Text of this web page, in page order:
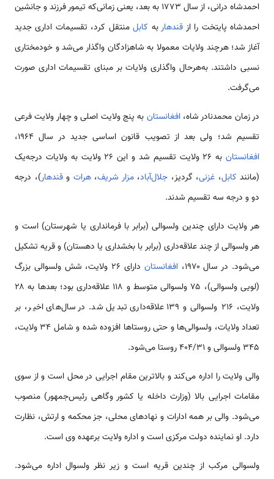
احمدشاه درانی، از سال ۱۷۷۳ به بعد، یعنی زمانی‌که تیمور فرزند و جانشین
احمدشاه پایتخت را از قندهاربه کابلمنتقل کرد، تقسیمات اداری جدید
آغاز شد؛ هرچند ولایات معمولا به شاهزادگان واگذار می‌شد و خودمختاری
نسبی داشتند. به‌هرحال واگذاری ولایات بر مبنای تقسیمات اداری صورت
می‌گرفت.
در زمان محمدنادر شاه،افغانستان به پنج ولایت اصلی و چهار ولایت فرعی
تقسیم شد؛ ولی بعد از تصویب قانون اساسی جدید در سال ۱۹۶۴،
افغانستان
به ۲۶ ولایت تقسیم شد و این ۲۶ ولایت به ولایات درجه‌یک
(مانند کابل، غزنی، گردیز، جلال‌آباد،مزار شریف،هرات وقندهار)، درجه
دو و درجه سه تقسیم شدند.
هر ولایت دارای چندین ولسوالی (برابر با فرمانداری یا شهرستان) است و
هر ولسوالی از چند علاقه‌داری (برابر با بخشداری یا دهستان) و قریه تشکیل
می‌شود. در سال ۱۹۷۰،
افغانستان
دارای ۲۶ ولایت، شش ولسوالی بزرگ
(لویی ولسوالی)، ۷۵ ولسوالی متوسط و ۱۱۸ علاقه‌داری بود؛ بعدها به ۲۸
ولایت، ۲۱۶ ولسوالی و ۱۳۹ علاقه‌داری تبدیل شد. در سال‌های اخیر، بر
تعداد ولایات، ولسوالی‌ها و حتی روستاها افزوده شده و شامل ۳۴ ولایت،
۳۴۵ ولسوالی و ۴۰۴/۳۱ روستا می‌شود.
والی ولایت را اداره می‌کند و بالاترین مقام اجرایی در محل است و از سوی
مقامات اجرایی بالا (وزارت داخله یا کشور وگاهی رئیس‌جمهور) منصوب
می‌شود. والی بر همه ادارات و نهادهای محلی، جز محکمه و ارتش، نظارت
دارد. او نماینده دولت مرکزی است و اداره ولایت برعهده وی است.
ولسوالی مرکب از چندین قریه است و زیر نظر ولسوال اداره می‌شود.